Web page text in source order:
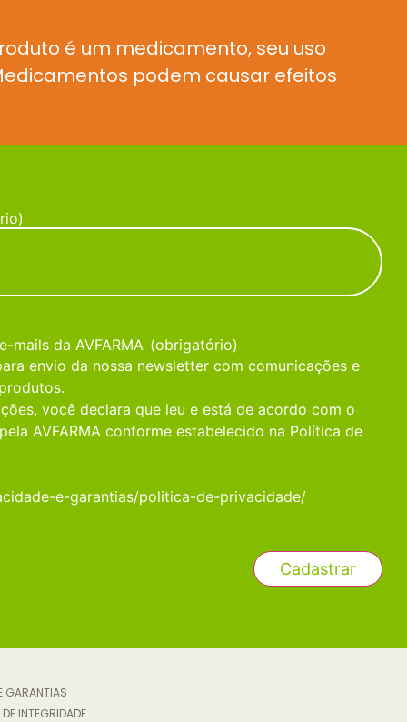
é um medicamento, seu uso
podem causar efeitos
mails da AVFARMA (obrigatório)
envio da nossa newsletter com comunicações e
você declara que leu e está de acordo com o
AVFARMA conforme estabelecido na Política de
e-garantias/politica-de-privacidade/
GARANTIAS
INTEGRIDADE